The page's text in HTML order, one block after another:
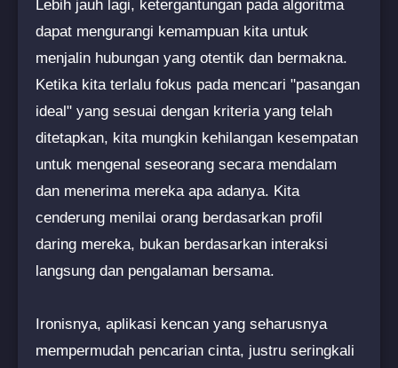
Lebih jauh lagi, ketergantungan pada algoritma
dapat mengurangi kemampuan kita untuk
menjalin hubungan yang otentik dan bermakna.
Ketika kita terlalu fokus pada mencari "pasangan
ideal" yang sesuai dengan kriteria yang telah
ditetapkan, kita mungkin kehilangan kesempatan
untuk mengenal seseorang secara mendalam
dan menerima mereka apa adanya. Kita
cenderung menilai orang berdasarkan profil
daring mereka, bukan berdasarkan interaksi
langsung dan pengalaman bersama.
Ironisnya, aplikasi kencan yang seharusnya
mempermudah pencarian cinta, justru seringkali